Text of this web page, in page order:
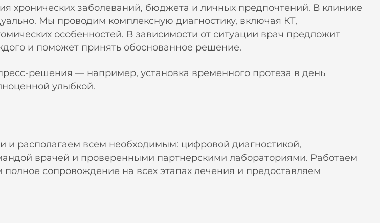
хронических заболеваний, бюджета и личных предпочтений. В клинике
Мы проводим комплексную диагностику, включая КТ,
особенностей. В зависимости от ситуации врач предложит
и поможет принять обоснованное решение.
решения — например, установка временного протеза в день
улыбкой.
располагаем всем необходимым: цифровой диагностикой,
врачей и проверенными партнерскими лабораториями. Работаем
сопровождение на всех этапах лечения и предоставляем